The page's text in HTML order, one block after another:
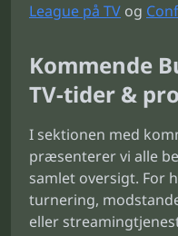
League på TV og
Kommende
TV-tider &
I sektionen med
præsenterer vi alle
samlet oversigt. For
turnering,
eller